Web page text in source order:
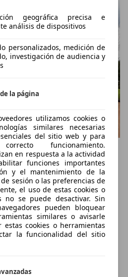
geográfica precisa e
análisis de dispositivos
personalizados, medición de
investigación de audiencia y
la página
utilizamos cookies o
similares necesarias
del sitio web y para
funcionamiento.
en respuesta a la actividad
funciones importantes
y el mantenimiento de la
sesión o las preferencias de
el uso de estas cookies o
no se puede desactivar. Sin
pueden bloquear
similares o avisarle
estas cookies o herramientas
la funcionalidad del sitio
300h 2021 sigue siendo el
una de las mejores
a su calidad de rodadura,
Eco de su sistema híbrido,
y consumo y, sobre
que ofrece a sus pasajeros.
de los coches más
del mercadoy, además, su
si tenemos en cuenta